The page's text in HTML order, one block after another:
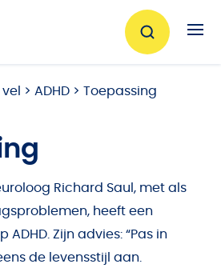
> ADHD > Toepassing
Richard Saul, met als
heeft een
ADHD. Zijn advies: “Pas in
de levensstijl aan.